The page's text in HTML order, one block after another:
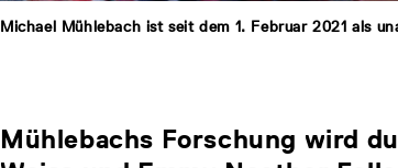
Michael Mühlebach ist seit dem 1. Februar 2021 als
Mühlebachs Forschung wird